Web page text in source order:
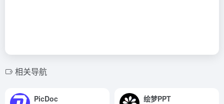
相关导航
PicDoc 绘梦PPT